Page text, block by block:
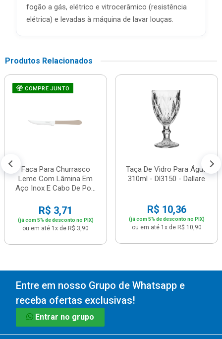
fogão a gás, elétrico e vitrocerâmico (resistência
elétrica) e levadas à máquina de lavar louças.
Produtos Relacionados
COMPRE JUNTO
Faca Para Churrasco
Leme Com Lâmina Em
Aço Inox E Cabo De Po...
R$ 3,71
(já com 5% de desconto no PIX)
ou em até 1x de R$ 3,90
Taça De Vidro Para Água
310ml - Dl3150 - Dallare
R$ 10,36
(já com 5% de desconto no PIX)
ou em até 1x de R$ 10,90
Entre em nosso Grupo de Whatsapp e
receba ofertas exclusivas!
Entrar no grupo